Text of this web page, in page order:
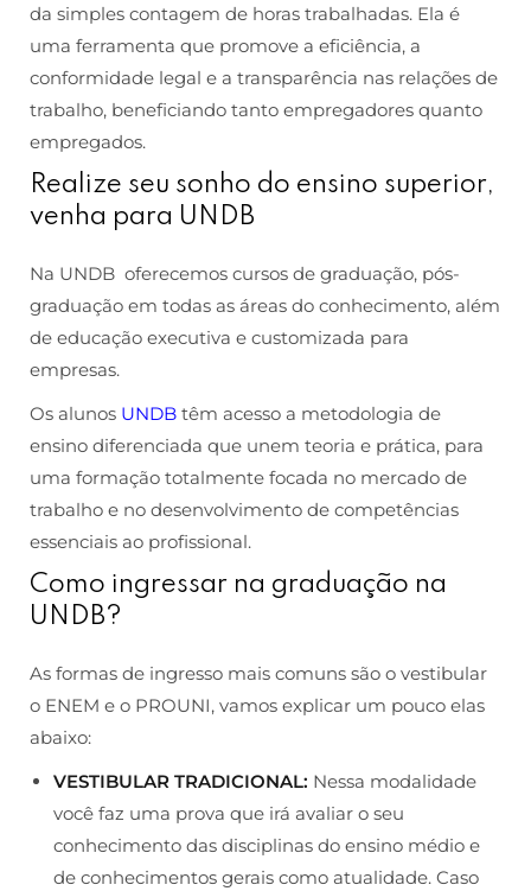
da simples contagem de horas trabalhadas. Ela é
uma ferramenta que promove a eficiência, a
conformidade legal e a transparência nas relações de
trabalho, beneficiando tanto empregadores quanto
empregados.
Realize seu sonho do ensino superior,
venha para UNDB
Na UNDB oferecemos cursos de graduação, pós-
graduação em todas as áreas do conhecimento, além
de educação executiva e customizada para
empresas.
Os alunos UNDB têm acesso a metodologia de
ensino diferenciada que unem teoria e prática, para
uma formação totalmente focada no mercado de
trabalho e no desenvolvimento de competências
essenciais ao profissional.
Como ingressar na graduação na
UNDB?
As formas de ingresso mais comuns são o vestibular
o ENEM e o PROUNI, vamos explicar um pouco elas
abaixo:
VESTIBULAR TRADICIONAL: Nessa modalidade
você faz uma prova que irá avaliar o seu
conhecimento das disciplinas do ensino médio e
de conhecimentos gerais como atualidade. Caso